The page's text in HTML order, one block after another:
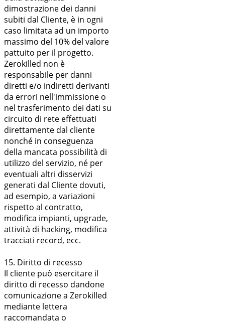
dimostrazione dei danni
subiti dal Cliente, è in ogni
caso limitata ad un importo
massimo del 10% del valore
pattuito per il progetto.
Zerokilled non è
responsabile per danni
diretti e/o indiretti derivanti
da errori nell'immissione o
nel trasferimento dei dati su
circuito di rete effettuati
direttamente dal cliente
nonché in conseguenza
della mancata possibilità di
utilizzo del servizio, né per
eventuali altri disservizi
generati dal Cliente dovuti,
ad esempio, a variazioni
rispetto al contratto,
modifica impianti, upgrade,
attività di hacking, modifica
tracciati record, ecc.
15. Diritto di recesso
Il cliente può esercitare il
diritto di recesso dandone
comunicazione a Zerokilled
mediante lettera
raccomandata o